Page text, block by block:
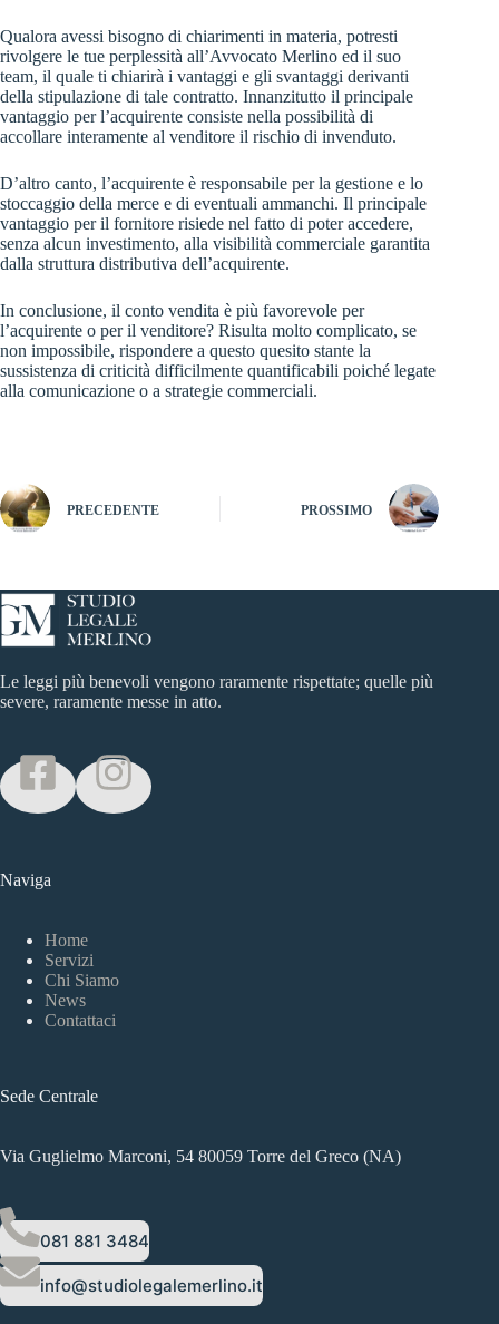
Qualora avessi bisogno di chiarimenti in materia, potresti
rivolgere le tue perplessità all’Avvocato Merlino ed il suo
team, il quale ti chiarirà i vantaggi e gli svantaggi derivanti
della stipulazione di tale contratto. Innanzitutto il principale
vantaggio per l’acquirente consiste nella possibilità di
accollare interamente al venditore il rischio di invenduto.
D’altro canto, l’acquirente è responsabile per la gestione e lo
stoccaggio della merce e di eventuali ammanchi. Il principale
vantaggio per il fornitore risiede nel fatto di poter accedere,
senza alcun investimento, alla visibilità commerciale garantita
dalla struttura distributiva dell’acquirente.
In conclusione, il conto vendita è più favorevole per
l’acquirente o per il venditore? Risulta molto complicato, se
non impossibile, rispondere a questo quesito stante la
sussistenza di criticità difficilmente quantificabili poiché legate
alla comunicazione o a strategie commerciali.
PRECEDENTE PROSSIMO
Le leggi più benevoli vengono raramente rispettate; quelle più
severe, raramente messe in atto.
Naviga
Home
Servizi
Chi Siamo
News
Contattaci
Sede Centrale
Via Guglielmo Marconi, 54 80059 Torre del Greco (NA)
081 881 3484
info@studiolegalemerlino.it